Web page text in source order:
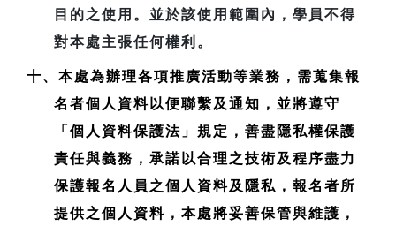
目的之使用。並於該使用範圍內，學員不得
對本處主張任何權利。
十、本處為辦理各項推廣活動等業務，需蒐集報
名者個人資料以便聯繫及通知，並將遵守
「個人資料保護法」規定，善盡隱私權保護
責任與義務，承諾以合理之技術及程序盡力
保護報名人員之個人資料及隱私，報名者所
提供之個人資料，本處將妥善保管與維護，